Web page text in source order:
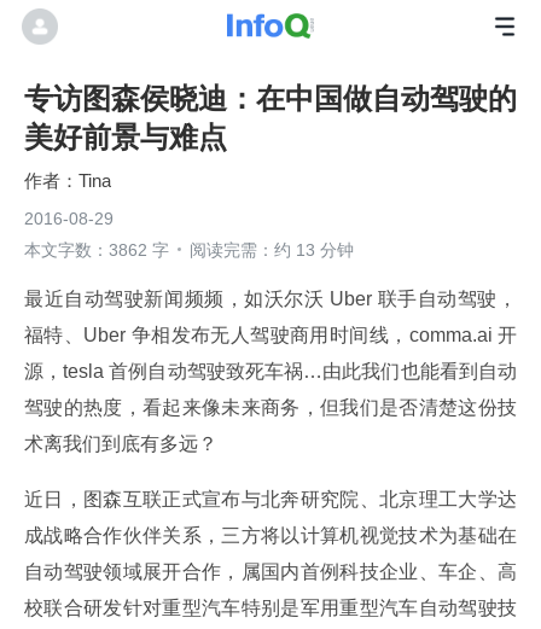
专访图森侯晓迪：在中国做自动驾驶的
美好前景与难点
Tina
2016-08-29
本文字数：3862 字
阅读完需：约 13 分钟
最近自动驾驶新闻频频，如沃尔沃 Uber 联手自动驾驶，
福特、Uber 争相发布无人驾驶商用时间线，comma.ai 开
源，tesla 首例自动驾驶致死车祸…由此我们也能看到自动
驾驶的热度，看起来像未来商务，但我们是否清楚这份技
术离我们到底有多远？
近日，图森互联正式宣布与北奔研究院、北京理工大学达
成战略合作伙伴关系，三方将以计算机视觉技术为基础在
自动驾驶领域展开合作，属国内首例科技企业、车企、高
校联合研发针对重型汽车特别是军用重型汽车自动驾驶技